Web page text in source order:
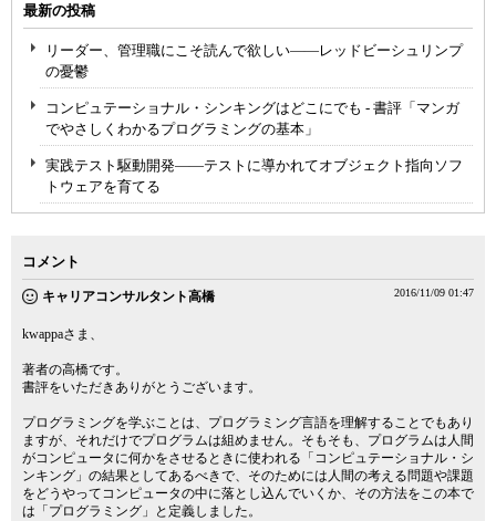
最新の投稿
リーダー、管理職にこそ読んで欲しい――レッドビーシュリンプ
の憂鬱
コンピュテーショナル・シンキングはどこにでも - 書評「マンガ
でやさしくわかるプログラミングの基本」
実践テスト駆動開発――テストに導かれてオブジェクト指向ソフ
トウェアを育てる
コメント
キャリアコンサルタント高橋 2016/11/09 01:47
kwappaさま、
著者の高橋です。
書評をいただきありがとうございます。
プログラミングを学ぶことは、プログラミング言語を理解することでもあり
ますが、それだけでプログラムは組めません。そもそも、プログラムは人間
がコンピュータに何かをさせるときに使われる「コンピュテーショナル・シ
ンキング」の結果としてあるべきで、そのためには人間の考える問題や課題
をどうやってコンピュータの中に落とし込んでいくか、その方法をこの本で
は「プログラミング」と定義しました。